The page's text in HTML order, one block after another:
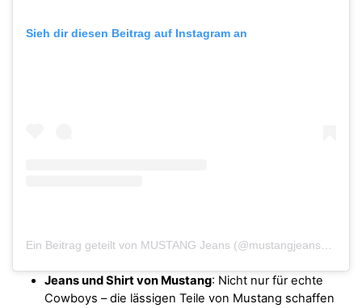
Sieh dir diesen Beitrag auf Instagram an
Ein Beitrag geteilt von MUSTANG Jeans (@mustangjeans_official)
Jeans und Shirt von Mustang: Nicht nur für echte
Cowboys – die lässigen Teile von Mustang schaffen